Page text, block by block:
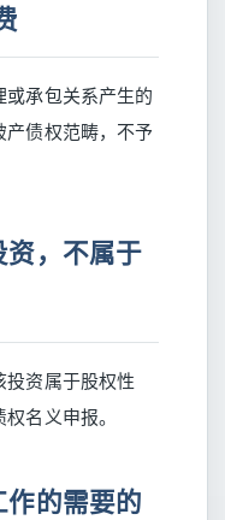
承包关系产生的
债权范畴，不予
资，不属于
资属于股权性
名义申报。
的需要的